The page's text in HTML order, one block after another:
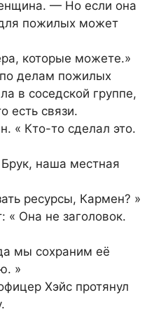
— Но если она
пожилых может
которые можете.»
делам пожилых
в соседской группе,
есть связи.
« Кто-то сделал это.
наша местная
ресурсы, Кармен? »
« Она не заголовок.
мы сохраним её
»
Хэйс протянул